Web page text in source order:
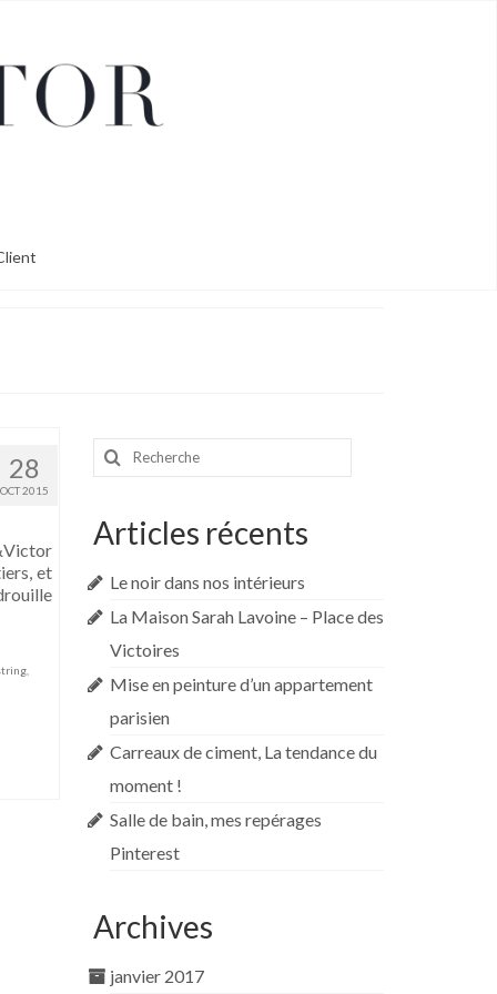
28
OCT 2015
et
,
Rechercher
Articles récents
Le noir dans nos intérieurs
La Maison Sarah Lavoine – Place des
Victoires
Mise en peinture d’un appartement
parisien
Carreaux de ciment, La tendance du
moment !
Salle de bain, mes repérages
Pinterest
Archives
janvier 2017